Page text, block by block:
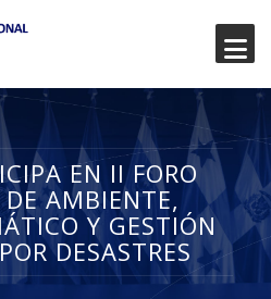
EN II FORO
AMBIENTE,
Y GESTIÓN
DESASTRES